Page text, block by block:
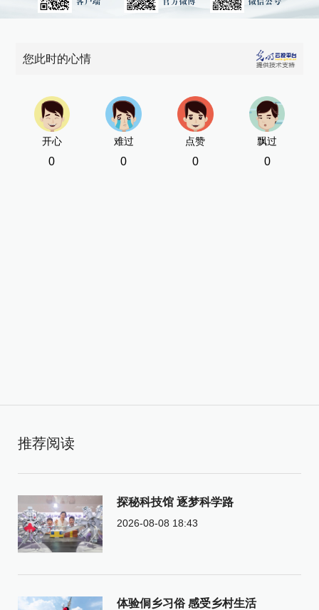
您此时的心情
开心
0
难过
0
点赞
0
飘过
0
推荐阅读
探秘科技馆 逐梦科学路
2026-08-08 18:43
体验侗乡习俗 感受乡村生活